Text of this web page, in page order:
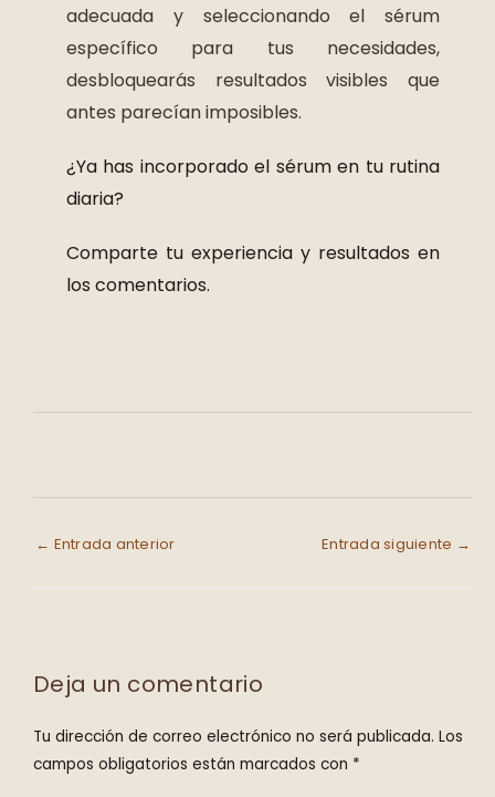
adecuada y seleccionando el sérum
específico para tus necesidades,
desbloquearás resultados visibles que
antes parecían imposibles.
¿Ya has incorporado el sérum en tu rutina
diaria?
Comparte tu experiencia y resultados en
los comentarios.
← Entrada anterior Entrada siguiente →
Deja un comentario
Tu dirección de correo electrónico no será publicada. Los
campos obligatorios están marcados con *